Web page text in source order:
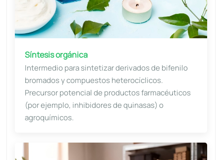
Síntesis orgánica
Intermedio para sintetizar derivados de bifenilo
bromados y compuestos heterocíclicos.
Precursor potencial de productos farmacéuticos
(por ejemplo, inhibidores de quinasas) o
agroquímicos.